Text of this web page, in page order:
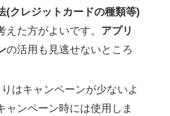
(クレジットカードの種類等)
えた方がよいです。 アプリ
の活用も見逃せないところ
りはキャンペーンが少ないよ
ャンペーン時には使用しま